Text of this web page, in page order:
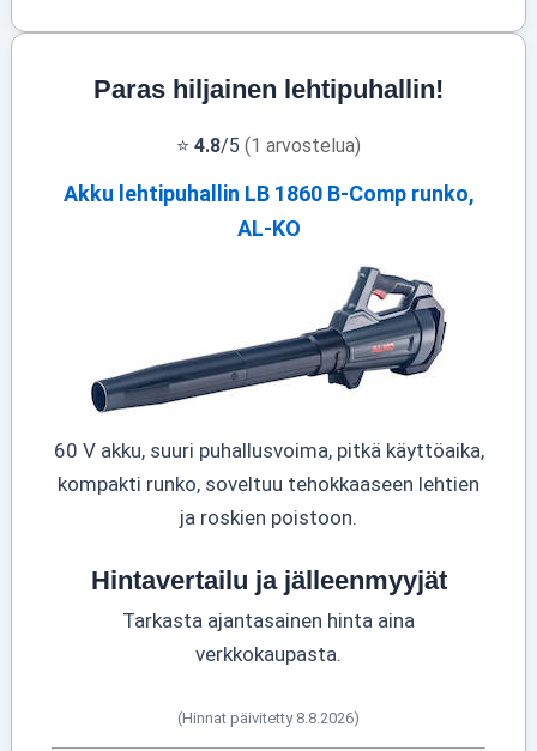
Paras hiljainen lehtipuhallin!
⭐ 4.8/5 (1 arvostelua)
Akku lehtipuhallin LB 1860 B-Comp runko,
AL-KO
60 V akku, suuri puhallusvoima, pitkä käyttöaika,
kompakti runko, soveltuu tehokkaaseen lehtien
ja roskien poistoon.
Hintavertailu ja jälleenmyyjät
Tarkasta ajantasainen hinta aina
verkkokaupasta.
(Hinnat päivitetty 8.8.2026)